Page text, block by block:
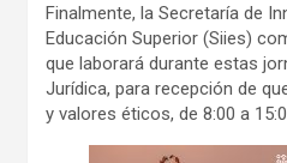
Finalmente, la Secretaría de
Educación Superior (Siies)
que laborará durante estas
Jurídica, para recepción de
y valores éticos, de 8:00 a